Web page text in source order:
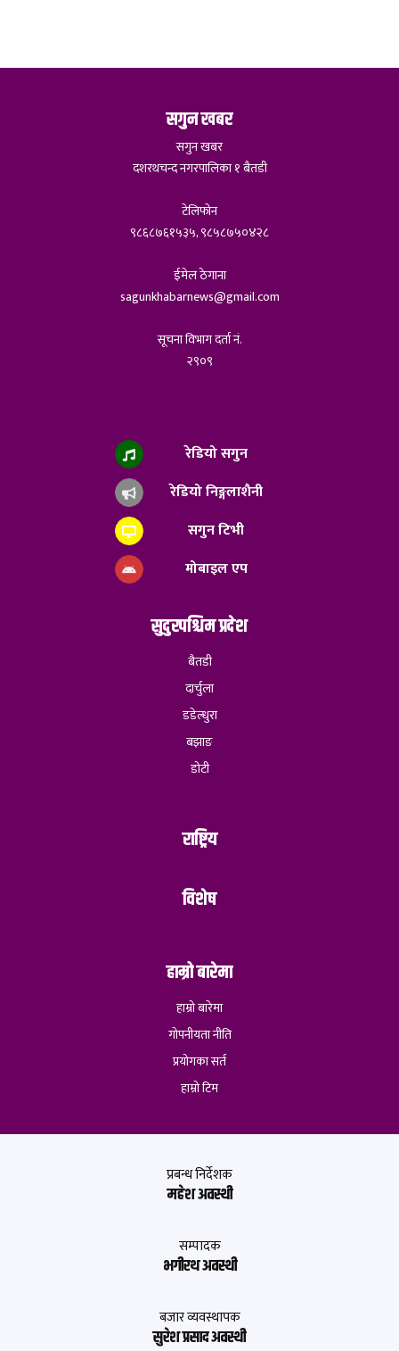
सगुन खबर
सगुन खबर
दशरथचन्द नगरपालिका १ बैतडी
टेलिफोन
९८६८७६१५३५, ९८५८७५०४२८
ईमेल ठेगाना
sagunkhabarnews@gmail.com
सूचना विभाग दर्ता नं.
२९०९
रेडियो सगुन
रेडियो निङ्गलाशैनी
सगुन टिभी
मोबाइल एप
सुदुरपश्चिम प्रदेश
बैतडी
दार्चुला
डडेल्धुरा
बझाङ
डोटी
राष्ट्रिय
विशेष
हाम्रो बारेमा
हाम्रो बारेमा
गोपनीयता नीति
प्रयोगका सर्त
हाम्रो टिम
प्रबन्ध निर्देशक
महेश अवस्थी
सम्पादक
भगीरथ अवस्थी
बजार व्यवस्थापक
सुरेश प्रसाद अवस्थी